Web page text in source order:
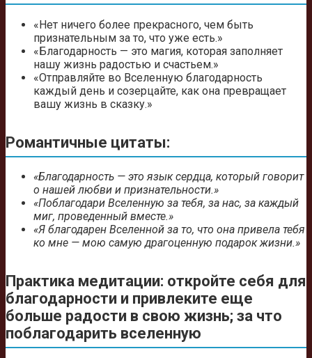
«Нет ничего более прекрасного, чем быть
признательным за то, что уже есть.»
«Благодарность — это магия, которая заполняет
нашу жизнь радостью и счастьем.»
«Отправляйте во Вселенную благодарность
каждый день и созерцайте, как она превращает
вашу жизнь в сказку.»
Романтичные цитаты:
«Благодарность — это язык сердца, который говорит
о нашей любви и признательности.»
«Поблагодари Вселенную за тебя, за нас, за каждый
миг, проведенный вместе.»
«Я благодарен Вселенной за то, что она привела тебя
ко мне — мою самую драгоценную подарок жизни.»
Практика медитации: откройте себя для
благодарности и привлеките еще
больше радости в свою жизнь; за что
поблагодарить вселенную